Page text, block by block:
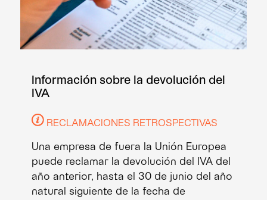
Información sobre la devolución del
IVA
RECLAMACIONES RETROSPECTIVAS
Una empresa de fuera la Unión Europea
puede reclamar la devolución del IVA del
año anterior, hasta el 30 de junio del año
natural siguiente de la fecha de